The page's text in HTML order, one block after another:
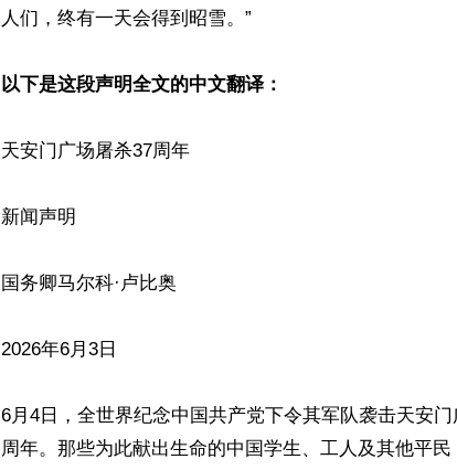
人们，终有一天会得到昭雪。”
以下是这段声明全文的中文翻译：
天安门广场屠杀37周年
新闻声明
国务卿马尔科·卢比奥
2026年6月3日
6月4日，全世界纪念中国共产党下令其军队袭击天安
周年。那些为此献出生命的中国学生、工人及其他平